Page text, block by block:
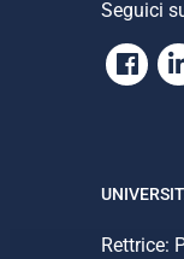
Seguici
Rettrice: